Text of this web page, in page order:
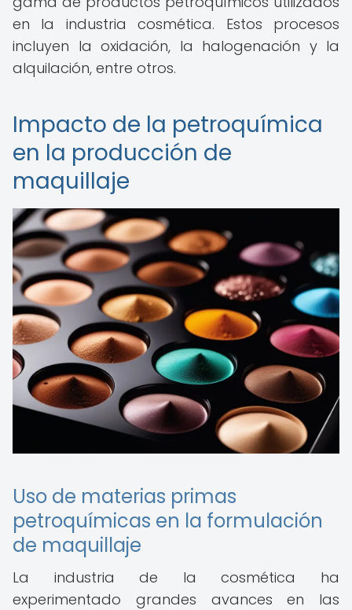
en la industria cosmética. Estos procesos
incluyen la oxidación, la halogenación y la
alquilación, entre otros.
Impacto de la petroquímica
en la producción de
maquillaje
Uso de materias primas
petroquímicas en la formulación
de maquillaje
La industria de la cosmética ha
experimentado grandes avances en las